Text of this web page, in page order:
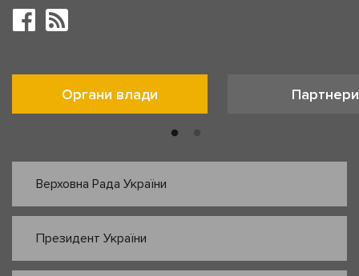
Органи влади Партнери
Верховна Рада України
Президент України